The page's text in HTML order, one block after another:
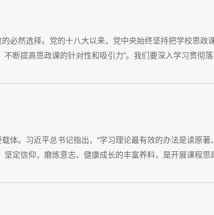
必然选择。党的十八大以来，党中央始终坚持把学校思政
断提高思政课的针对性和吸引力”。我们要深入学习贯彻
体。习近平总书记指出，“学习理论最有效的办法是读原著
定信仰，磨炼意志、健康成长的丰富养料，是开展课程思